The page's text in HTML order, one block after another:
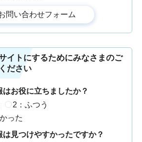
イトにするためにみなさまのご
ださい
はお役に立ちましたか？
2：ふつう
った
は見つけやすかったですか？